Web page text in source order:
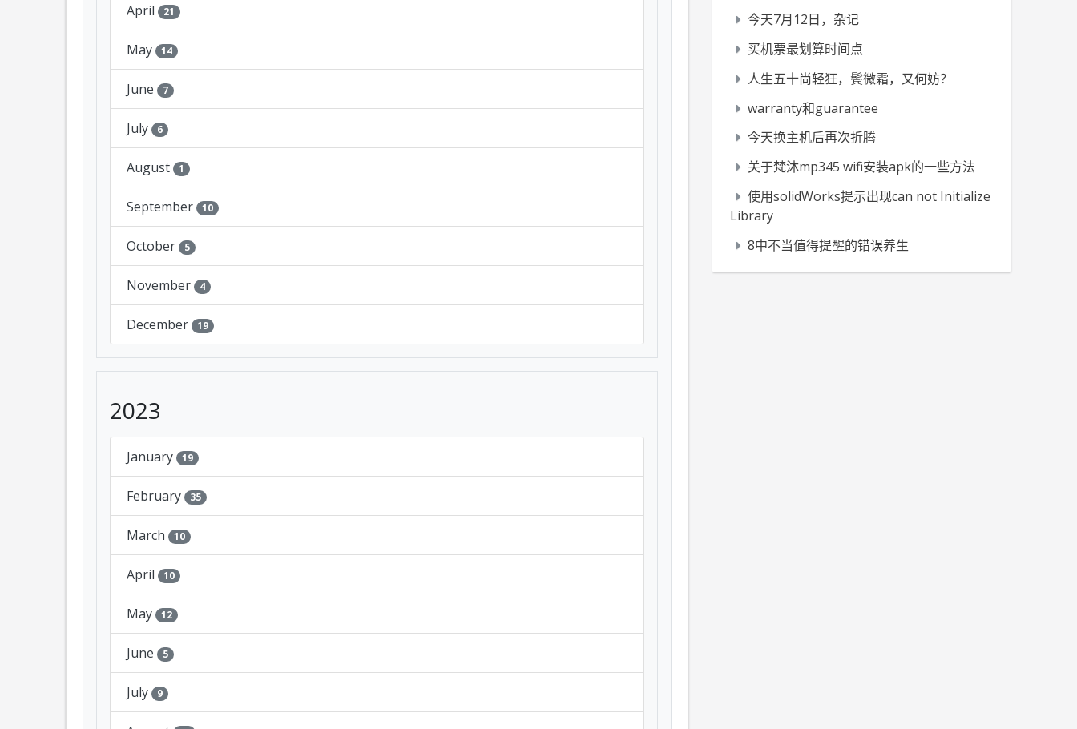
April 21
May 14
June 7
July 6
August 1
September 10
October 5
November 4
December 19
2023
January 19
February 35
March 10
April 10
May 12
June 5
July 9
今天7月12日，杂记
买机票最划算时间点
人生五十尚轻狂，鬓微霜，又何妨？
warranty和guarantee
今天换主机后再次折腾
关于梵沐mp345 wifi安装apk的一些方法
使用solidWorks提示出现can not Initialize
Library
8中不当值得提醒的错误养生